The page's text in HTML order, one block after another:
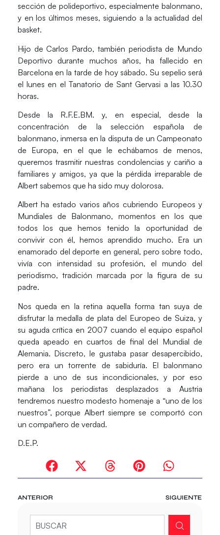
sección de polideportivo, especialmente balonmano,
y en los últimos meses, siguiendo a la actualidad del
basket.
Hijo de Carlos Pardo, también periodista de Mundo
Deportivo durante muchos años, ha fallecido en
Barcelona en la tarde de hoy sábado. Su sepelio será
el lunes en el Tanatorio de Sant Gervasi a las 10.30
horas.
Desde la R.F.E.BM. y, en especial, desde la
concentración de la selección española de
balonmano, inmersa en la disputa de un Campeonato
de Europa, en el que le echábamos de menos,
queremos trasmitir nuestras condolencias y cariño a
familiares y amigos, ya que la pérdida irreparable de
Albert sabemos que ha sido muy dolorosa.
Albert ha estado varios años cubriendo Europeos y
Mundiales de Balonmano, momentos en los que
todos los que hemos tenido la oportunidad de
convivir con él, hemos aprendido mucho. Era un
enamorado del deporte en general, pero sobre todo,
vivía con intensidad su profesión, el mundo del
periodismo, tradición marcada por la figura de su
padre.
Nos queda en la retina aquella forma tan suya de
disfrutar la medalla de plata del Europeo de Suiza, y
su aguda crítica en 2007 cuando el equipo español
queda apeado en cuartos de final del Mundial de
Alemania. Discreto, le gustaba pasar desapercibido,
pero era un torrente de sabiduría. El balonmano
pierde a uno de sus incondicionales, y por eso
mañana los periodistas desplazados a Austria
tendremos nuestro modesto homenaje a “uno de los
nuestros”, porque Albert siempre se comportó con
un compañero de verdad.
D.E.P.
ANTERIOR SIGUIENTE